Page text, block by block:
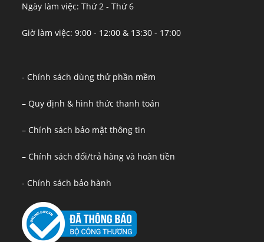
Ngày làm việc: Thứ 2 - Thứ 6
Giờ làm việc: 9:00 - 12:00 & 13:30 - 17:00
- Chính sách dùng thử phần mềm
– Quy định & hình thức thanh toán
– Chính sách bảo mật thông tin
– Chính sách đổi/trả hàng và hoàn tiền
- Chính sách bảo hành